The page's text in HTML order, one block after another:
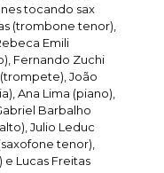
tocando sax
(trombone tenor),
Emili
Fernando Zuchi
João
Ana Lima (piano),
Barbalho
Julio Leduc
tenor),
Lucas Freitas